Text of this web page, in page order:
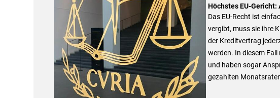
Höchstes EU-
Das EU-Recht ist
vergibt, muss sie ihre
der Kreditvertrag
werden. In diesem
und haben sogar
gezahlten